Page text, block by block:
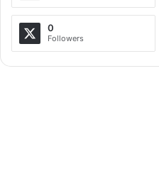
0
Followers